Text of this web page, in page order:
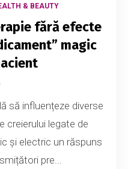
& BEAUTY
fără efecte
magic
să influențeze diverse
creierului legate de
și electric un răspuns
pre...